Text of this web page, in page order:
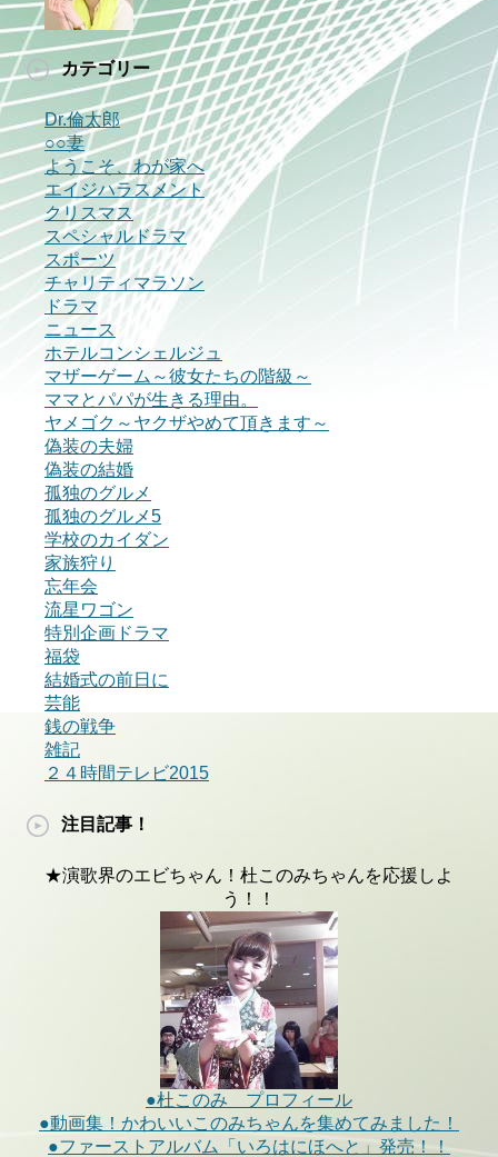
カテゴリー
Dr.倫太郎
○○妻
ようこそ、わが家へ
エイジハラスメント
クリスマス
スペシャルドラマ
スポーツ
チャリティマラソン
ドラマ
ニュース
ホテルコンシェルジュ
マザーゲーム～彼女たちの階級～
ママとパパが生きる理由。
ヤメゴク～ヤクザやめて頂きます～
偽装の夫婦
偽装の結婚
孤独のグルメ
孤独のグルメ5
学校のカイダン
家族狩り
忘年会
流星ワゴン
特別企画ドラマ
福袋
結婚式の前日に
芸能
銭の戦争
雑記
２４時間テレビ2015
注目記事！
★演歌界のエビちゃん！杜このみちゃんを応援しよ
う！！
●杜このみ プロフィール
●動画集！かわいいこのみちゃんを集めてみました！
●ファーストアルバム「いろはにほへと」発売！！